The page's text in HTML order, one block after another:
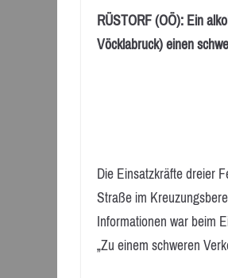
RÜSTORF (OÖ): Ein
Vöcklabruck) einen
Die Einsatzkräfte dreier
Straße im
Informationen war beim
„Zu einem schweren